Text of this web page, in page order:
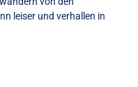
leiser und verhallen in